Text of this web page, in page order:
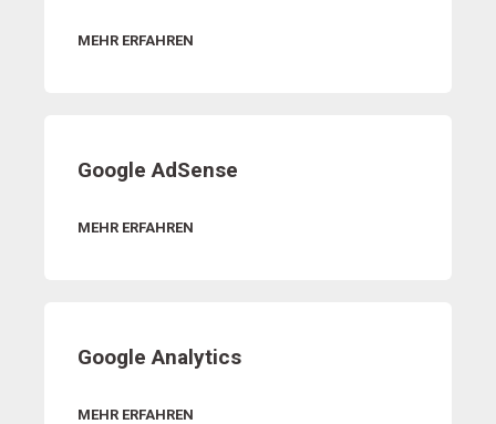
MEHR ERFAHREN
Google AdSense
MEHR ERFAHREN
Google Analytics
MEHR ERFAHREN